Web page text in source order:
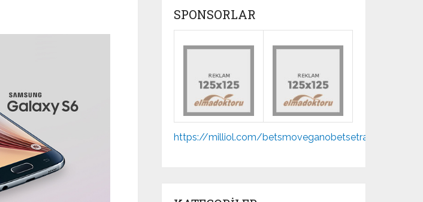
SPONSORLAR
Mp3
https://milliol.com/betsmoveganobetsetrabet